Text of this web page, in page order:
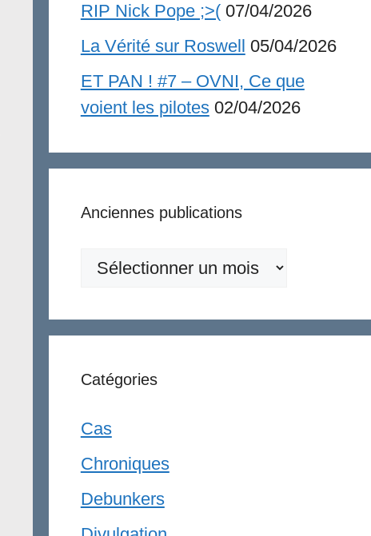
RIP Nick Pope ;>( 07/04/2026
La Vérité sur Roswell 05/04/2026
ET PAN ! #7 – OVNI, Ce que
voient les pilotes 02/04/2026
Anciennes publications
Anciennes
Catégories
Cas
Chroniques
Debunkers